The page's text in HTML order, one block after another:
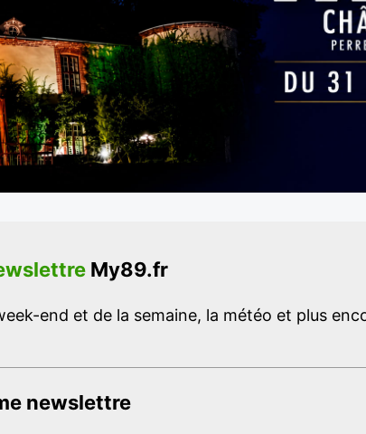
My89.fr
end et de la semaine, la météo et plus
newslettre